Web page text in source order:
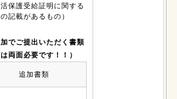
保護受給証明に関する
記載があるもの）
でご提出いただく書類
両面必要です！！）
追加書類